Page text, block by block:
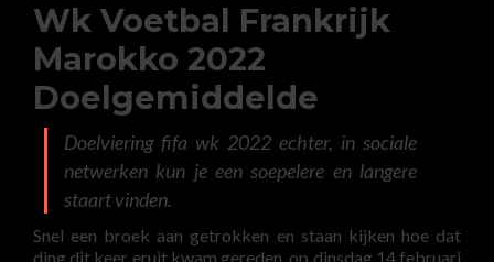
Wk Voetbal Frankrijk
Marokko 2022
Doelgemiddelde
Doelviering fifa wk 2022 echter, in sociale
netwerken kun je een soepelere en langere
staart vinden.
Snel een broek aan getrokken en staan kijken hoe dat
ding dit keer eruit kwam gereden, op dinsdag 14 februari